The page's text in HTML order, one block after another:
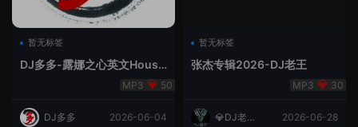
暂无标签
DJ多多-露娜之心英文House
50
DJ多多 2026-06-04
暂无标签
张杰专辑2026-DJ老王
30
💎DJ老王
2026-06-28